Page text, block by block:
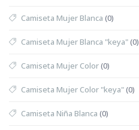
Camiseta Mujer Blanca (0)
Camiseta Mujer Blanca "keya"(0)
Camiseta Mujer Color(0)
Camiseta Mujer Color "keya"(0)
Camiseta Niña Blanca (0)